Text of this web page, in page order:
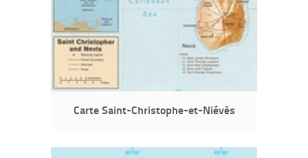
Carte Saint-Christophe-et-Niévès